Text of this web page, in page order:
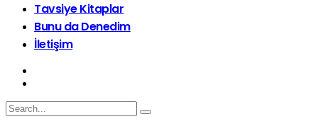
Tavsiye Kitaplar
Bunu da Denedim
İletişim